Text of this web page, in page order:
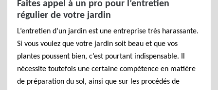
Faites appel à un pro pour l’entretien
régulier de votre jardin
L’entretien d’un jardin est une entreprise très harassante.
Si vous voulez que votre jardin soit beau et que vos
plantes poussent bien, c’est pourtant indispensable. Il
nécessite toutefois une certaine compétence en matière
de préparation du sol, ainsi que sur les procédés de